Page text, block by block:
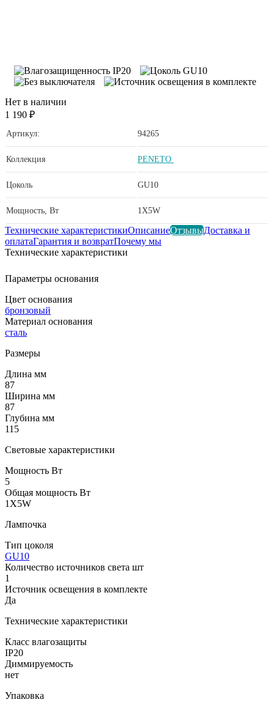
Нет в наличии
1 190 ₽
Артикул: 94265
Коллекция PENETO
Цоколь GU10
Мощность, Вт 1X5W
Технические характеристикиОписаниеОтзывыДоставка и
оплатаГарантия и возвратПочему мы
Технические характеристики
Параметры основания
Цвет основания
бронзовый
Материал основания
сталь
Размеры
Длина мм
87
Ширина мм
87
Глубина мм
115
Световые характеристики
Мощность Вт
5
Общая мощность Вт
1X5W
Лампочка
Тип цоколя
GU10
Количество источников света шт
1
Источник освещения в комплекте
Да
Технические характеристики
Класс влагозащиты
IP20
Диммируемость
нет
Упаковка